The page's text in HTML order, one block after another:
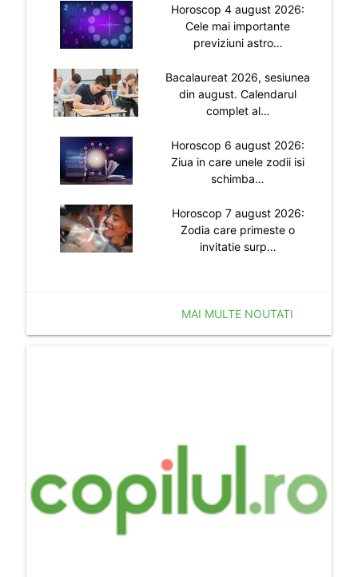
Horoscop 4 august 2026:
Cele mai importante
previziuni astro…
Bacalaureat 2026, sesiunea
din august. Calendarul
complet al…
Horoscop 6 august 2026:
Ziua in care unele zodii isi
schimba…
Horoscop 7 august 2026:
Zodia care primeste o
invitatie surp…
MAI MULTE NOUTATI